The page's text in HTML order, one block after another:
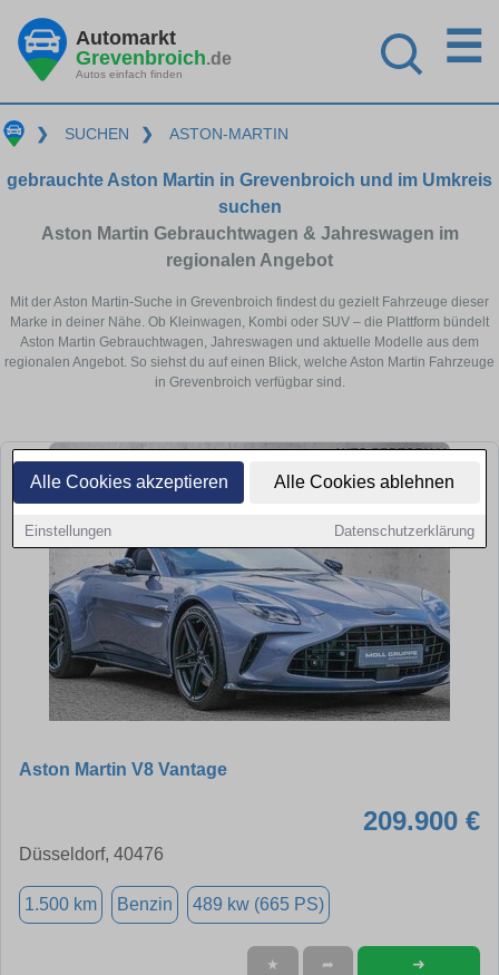
Alle Cookies akzeptieren Alle Cookies ablehnen
Einstellungen Datenschutzerklärung
Automarkt
Grevenbroich.de
Autos einfach finden
☰
❯ SUCHEN ❯ ASTON-MARTIN
gebrauchte Aston Martin in Grevenbroich und im Umkreis
suchen
Aston Martin Gebrauchtwagen & Jahreswagen im
regionalen Angebot
Mit der Aston Martin-Suche in Grevenbroich findest du gezielt Fahrzeuge dieser
Marke in deiner Nähe. Ob Kleinwagen, Kombi oder SUV – die Plattform bündelt
Aston Martin Gebrauchtwagen, Jahreswagen und aktuelle Modelle aus dem
regionalen Angebot. So siehst du auf einen Blick, welche Aston Martin Fahrzeuge
in Grevenbroich verfügbar sind.
Aston Martin V8 Vantage
209.900 €
Düsseldorf, 40476
1.500 km Benzin 489 kw (665 PS)
★ ➦ ➜